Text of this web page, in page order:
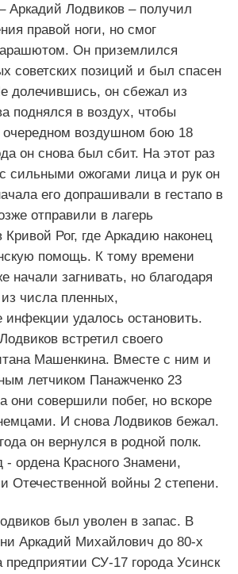
Аркадий Лодвиков – получил
правой ноги, но смог
Он приземлился
советских позиций и был спасен
долечившись, он сбежал из
поднялся в воздух, чтобы
очередном воздушном бою 18
он снова был сбит. На этот раз
сильными ожогами лица и рук он
его допрашивали в гестапо в
отправили в лагерь
Кривой Рог, где Аркадию наконец
помощь. К тому времени
начали загнивать, но благодаря
числа пленных,
инфекции удалось остановить.
встретил своего
Машенкина. Вместе с ним и
летчиком Панажченко 23
они совершили побег, но вскоре
И снова Лодвиков бежал.
он вернулся в родной полк.
- ордена Красного Знамени,
Отечественной войны 2 степени.
был уволен в запас. В
Аркадий Михайлович до 80-х
предприятии СУ-17 города Усинск